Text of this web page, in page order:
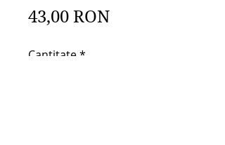
43,00 RONPreț
Cantitate*